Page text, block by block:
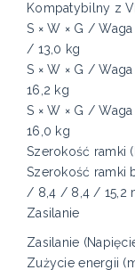
Kompatybilny z
S × W × G /
/ 13,0 kg
S × W × G /
16,2 kg
S × W × G /
16,0 kg
Szerokość ramki
Szerokość ramki
/ 8,4 / 8,4 / 15,2
Zasilanie
Zasilanie
Zużycie energii